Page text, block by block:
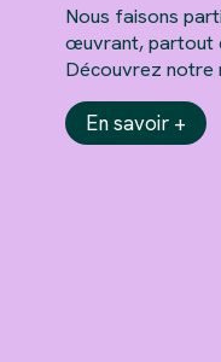
Nous faisons
œuvrant, partout
Découvrez notre
En savoir +